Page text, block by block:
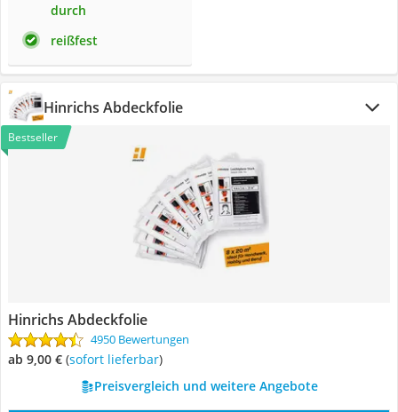
durch
reißfest
Hinrichs Abdeckfolie
Bestseller
Hinrichs Abdeckfolie
4950 Bewertungen
ab 9,00 € ( Sofort lieferbar)
Preisvergleich und weitere Angebote